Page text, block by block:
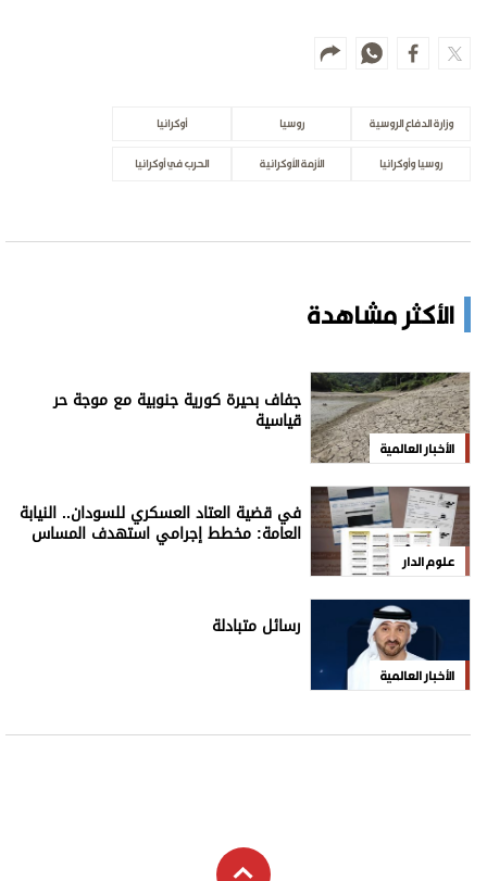
وزارة الدفاع الروسية روسيا أوكرانيا
روسيا وأوكرانيا الأزمة الأوكرانية الحرب في أوكرانيا
الأكثر مشاهدة
الأخبار العالمية
جفاف بحيرة كورية جنوبية مع موجة حر
قياسية
علوم الدار
في قضية العتاد العسكري للسودان.. النيابة
العامة: مخطط إجرامي استهدف المساس
الأخبار العالمية
رسائل متبادلة